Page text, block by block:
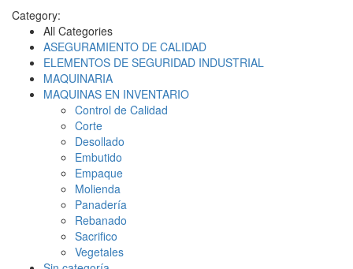
Category:
All Categories
ASEGURAMIENTO DE CALIDAD
ELEMENTOS DE SEGURIDAD INDUSTRIAL
MAQUINARIA
MAQUINAS EN INVENTARIO
Control de Calidad
Corte
Desollado
Embutido
Empaque
Molienda
Panadería
Rebanado
Sacrifico
Vegetales